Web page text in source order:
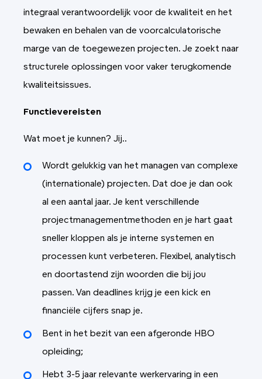
integraal verantwoordelijk voor de kwaliteit en het
bewaken en behalen van de voorcalculatorische
marge van de toegewezen projecten. Je zoekt naar
structurele oplossingen voor vaker terugkomende
kwaliteitsissues.
Functievereisten
Wat moet je kunnen? Jij..
Wordt gelukkig van het managen van complexe
(internationale) projecten. Dat doe je dan ook
al een aantal jaar. Je kent verschillende
projectmanagementmethoden en je hart gaat
sneller kloppen als je interne systemen en
processen kunt verbeteren. Flexibel, analytisch
en doortastend zijn woorden die bij jou
passen. Van deadlines krijg je een kick en
financiële cijfers snap je.
Bent in het bezit van een afgeronde HBO
opleiding;
Hebt 3-5 jaar relevante werkervaring in een